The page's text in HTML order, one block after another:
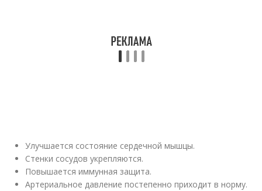
Улучшается состояние сердечной мышцы.
Стенки сосудов укрепляются.
Повышается иммунная защита.
Артериальное давление постепенно приходит в норму.